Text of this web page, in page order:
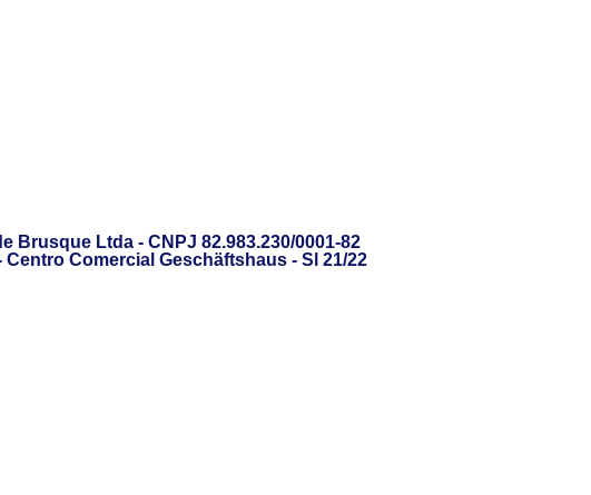
Brusque Ltda - CNPJ 82.983.230/0001-82
Centro Comercial Geschäftshaus - Sl 21/22